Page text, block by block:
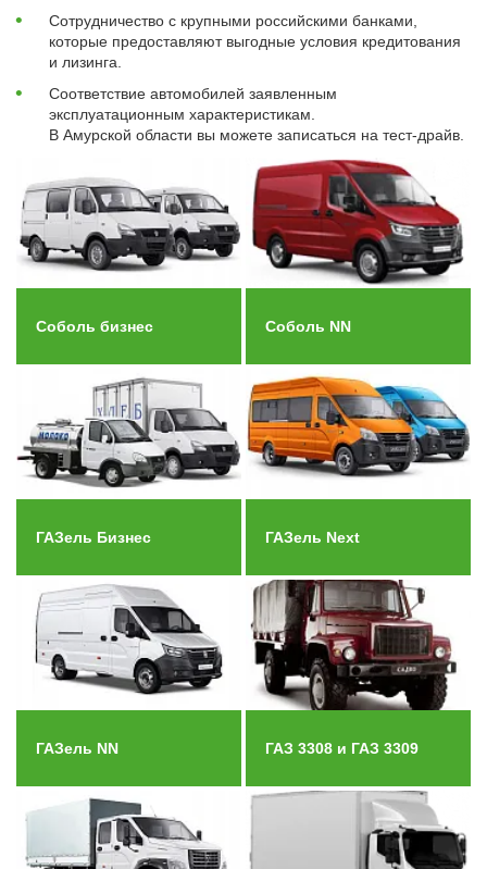
Сотрудничество с крупными российскими банками,
которые предоставляют выгодные условия кредитования
и лизинга.
Соответствие автомобилей заявленным
эксплуатационным характеристикам.
В Амурской области вы можете записаться на тест-драйв.
Соболь бизнес Соболь NN
ГАЗель Бизнес ГАЗель Next
ГАЗель NN ГАЗ 3308 и ГАЗ 3309